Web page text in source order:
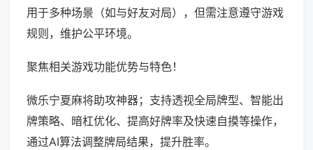
用于多种场景（如与好友对局），但需注意遵守游戏
规则，维护公平环境。
聚焦相关游戏功能优势与特色！
微乐宁夏麻将助攻神器；支持透视全局牌型、智能出
牌策略、暗杠优化、提高好牌率及快速自摸等操作，
通过AI算法调整牌局结果，提升胜率。